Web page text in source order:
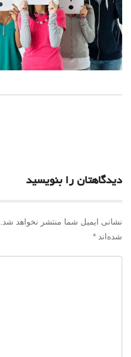
دیدگاهتان را بنویسید
نشانی ایمیل شما منتشر نخواهد شد.
شده‌اند *